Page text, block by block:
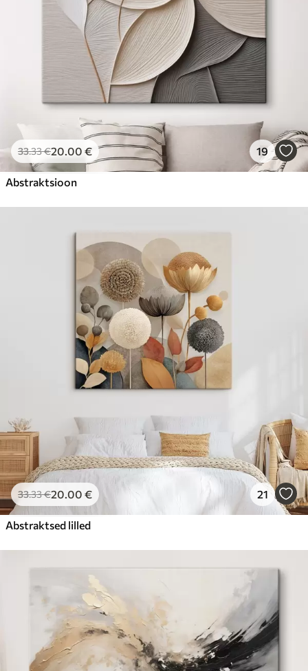
33.33€20.00 € 19
Abstraktsioon
33.33€20.00 € 21
Abstraktsed lilled